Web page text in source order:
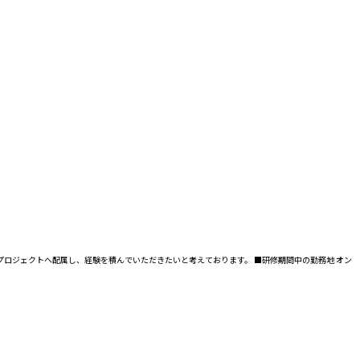
ジェクトへ配属し、経験を積んでいただきたいと考えております。 ■研修期間中の勤務地 オン